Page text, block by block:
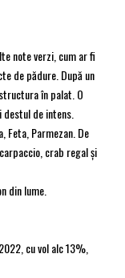
note verzi, cum ar fi
de pădure. După un
în palat. O
de intens.
Parmezan. De
crab regal și
din lume.
cu vol alc 13%,